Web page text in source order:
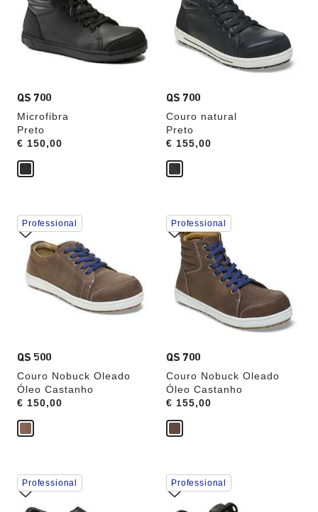
QS 700
Microfibra
Preto
Price:
€ 150,00
cores
das
amostras
atualizará
produto
QS 700
Couro natural
Preto
Price:
€ 155,00
cores
das
amostras
atualizará
produto
QS 500
Couro Nobuck Oleado
Óleo Castanho
Price:
€ 150,00
A
interação
com
cores
das
amostras
atualizará
produto
Professional
QS 700
Couro Nobuck Oleado
Óleo Castanho
Price:
€ 155,00
A
interação
com
cores
das
amostras
atualizará
produto
Professional
A
interação
com
Professional
A
interação
com
Professional